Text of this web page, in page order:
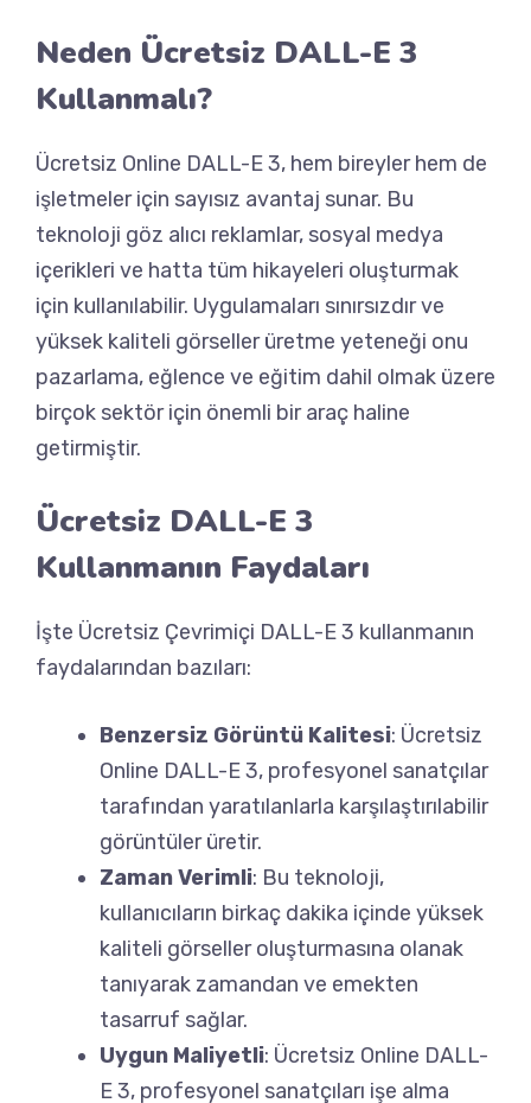
Neden Ücretsiz DALL-E 3
Kullanmalı?
Ücretsiz Online DALL-E 3, hem bireyler hem de
işletmeler için sayısız avantaj sunar. Bu
teknoloji göz alıcı reklamlar, sosyal medya
içerikleri ve hatta tüm hikayeleri oluşturmak
için kullanılabilir. Uygulamaları sınırsızdır ve
yüksek kaliteli görseller üretme yeteneği onu
pazarlama, eğlence ve eğitim dahil olmak üzere
birçok sektör için önemli bir araç haline
getirmiştir.
Ücretsiz DALL-E 3
Kullanmanın Faydaları
İşte Ücretsiz Çevrimiçi DALL-E 3 kullanmanın
faydalarından bazıları:
Benzersiz Görüntü Kalitesi: Ücretsiz
Online DALL-E 3, profesyonel sanatçılar
tarafından yaratılanlarla karşılaştırılabilir
görüntüler üretir.
Zaman Verimli: Bu teknoloji,
kullanıcıların birkaç dakika içinde yüksek
kaliteli görseller oluşturmasına olanak
tanıyarak zamandan ve emekten
tasarruf sağlar.
Uygun Maliyetli: Ücretsiz Online DALL-
E 3, profesyonel sanatçıları işe alma